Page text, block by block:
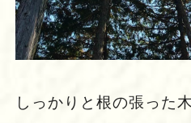
しっかりと根の張った